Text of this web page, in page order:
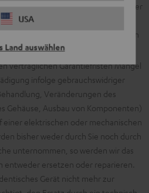
USA
Land auswählen
einzelnen passiven und/oder
bei der Bewertung der
abgestellt. Es gelten dann
vertraglichen Garantiefristen Mängel
infolge gebrauchswidriger
Veränderungen des
Gehäuse, Ausbau von Komponenten)
elektrischen oder mechanischen
bisher weder durch Sie noch durch
unternommen, so werden wir das
entweder ersetzen oder reparieren.
Gerät nicht mehr zur